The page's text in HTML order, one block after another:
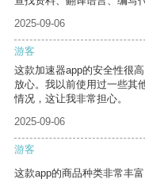
2025-09-06
游客
这款加速器app的安全性很
放心。我以前使用过一些其
情况，这让我非常担心。
2025-09-06
游客
这款app的商品种类非常丰